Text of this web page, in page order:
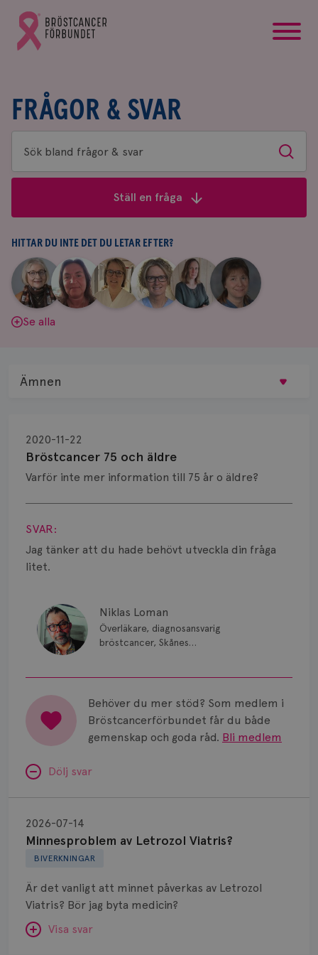
Gå
till
Bröstcancerförbundets
FRÅGOR & SVAR
Sök
bland
&
svar
Sök
Ställ en fråga
HITTAR DU INTE DET DU LETAR EFTER?
Aina
Johnsson
|
Anne
Andersson
Fredrika
Killander
|
Jeanette
Bäcklund
|
Maria
Edegran
|
Yvette
Andersson
Se alla
Bröstcancer 75 och äldre
2020-11-22
Varför inte mer information till 75 år o äldre?
Visa svar
SVAR:
Jag tänker att du hade behövt utveckla din fråga
litet.
Niklas Loman
Överläkare, diagnosansvarig
bröstcancer, Skånes
Behöver du mer stöd? Som medlem i
Bröstcancerförbundet får du både
gemenskap och goda råd. Bli medlem
Dölj svar
BIVERKNINGAR
Minnesproblem av Letrozol Viatris?
2026-07-14
Är det vanligt att minnet påverkas av Letrozol
Viatris? Bör jag byta medicin?
Visa svar
Letrozol
Viatris?
Ämnen
Biopsi
Biverkningar
Knöl
Läkemedel
Typ av bröstcancer
Smärta
Risker
Spridd bröstcancer
Strålning
Vätska